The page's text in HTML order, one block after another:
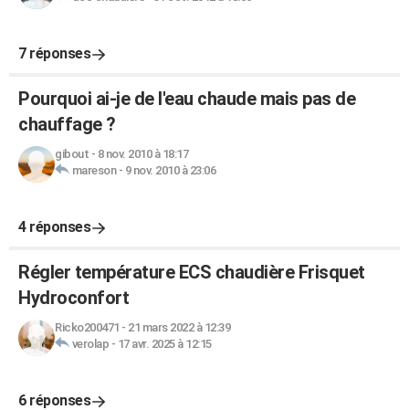
7 réponses
Pourquoi ai-je de l'eau chaude mais pas de
chauffage ?
gibout - 8 nov. 2010 à 18:17
mareson- 9 nov. 2010 à 23:06
4 réponses
Régler température ECS chaudière Frisquet
Hydroconfort
Ricko200471 - 21 mars 2022 à 12:39
verolap - 17 avr. 2025 à 12:15
6 réponses